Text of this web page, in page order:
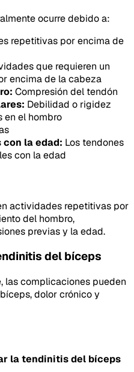
ocurre debido a:
repetitivas por encima de
que requieren un
encima de la cabeza
Compresión del tendón
Debilidad o rigidez
en el hombro
la edad: Los tendones
con la edad
actividades repetitivas por
del hombro,
previas y la edad.
del bíceps
las complicaciones pueden
dolor crónico y
la tendinitis del bíceps